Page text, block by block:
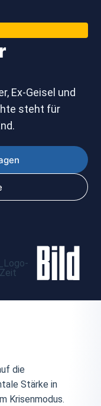
Ex-Geisel und
steht für
die
Stärke in
Krisenmodus.